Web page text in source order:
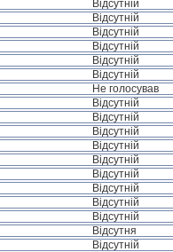
Відсутній
Відсутній
Відсутній
Відсутній
Відсутній
Відсутній
Не голосував
Відсутній
Відсутній
Відсутній
Відсутній
Відсутній
Відсутній
Відсутній
Відсутній
Відсутній
Відсутня
Відсутній